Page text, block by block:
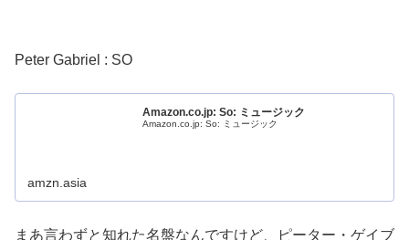
Peter Gabriel : SO
Amazon.co.jp: So: ミュージック
Amazon.co.jp: So: ミュージック
amzn.asia
まあ言わずと知れた名盤なんですけど、ピーター・ゲイブ